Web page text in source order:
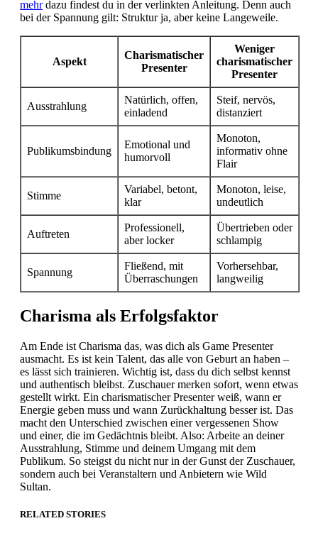
mehrdazu findest du in der verlinkten Anleitung. Denn auch
bei der Spannung gilt: Struktur ja, aber keine Langeweile.
Aspekt
Charismatischer
Presenter
Weniger
charismatischer
Presenter
Ausstrahlung
Natürlich, offen,
einladend
Steif, nervös,
distanziert
Publikumsbindung
Emotional und
humorvoll
Monoton,
informativ ohne
Flair
Stimme
Variabel, betont,
klar
Monoton, leise,
undeutlich
Auftreten
Professionell,
aber locker
Übertrieben oder
schlampig
Spannung
Fließend, mit
Überraschungen
Vorhersehbar,
langweilig
Charisma als Erfolgsfaktor
Am Ende ist Charisma das, was dich als Game Presenter
ausmacht. Es ist kein Talent, das alle von Geburt an haben –
es lässt sich trainieren. Wichtig ist, dass du dich selbst kennst
und authentisch bleibst. Zuschauer merken sofort, wenn etwas
gestellt wirkt. Ein charismatischer Presenter weiß, wann er
Energie geben muss und wann Zurückhaltung besser ist. Das
macht den Unterschied zwischen einer vergessenen Show
und einer, die im Gedächtnis bleibt. Also: Arbeite an deiner
Ausstrahlung, Stimme und deinem Umgang mit dem
Publikum. So steigst du nicht nur in der Gunst der Zuschauer,
sondern auch bei Veranstaltern und Anbietern wie Wild
Sultan.
RELATED STORIES